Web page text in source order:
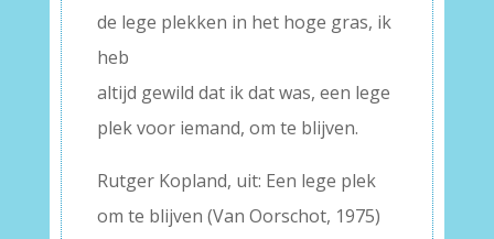
de lege plekken in het hoge gras, ik
heb
altijd gewild dat ik dat was, een lege
plek voor iemand, om te blijven.
Rutger Kopland, uit: Een lege plek
om te blijven (Van Oorschot, 1975)